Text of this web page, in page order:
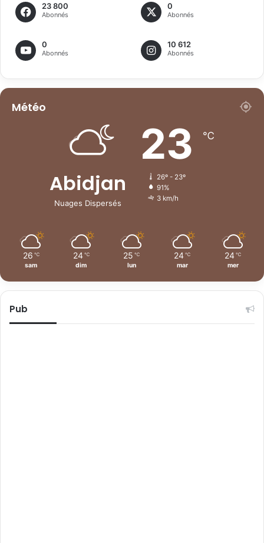
23 800
Abonnés
0
Abonnés
0
Abonnés
10 612
Abonnés
Météo
Abidjan
Nuages Dispersés
23 ℃
26º - 23º
91%
3 km/h
26 ℃
sam
24 ℃
dim
25 ℃
lun
24 ℃
mar
24 ℃
mer
Pub